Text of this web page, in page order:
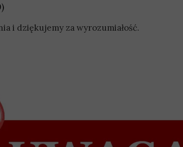
i dziękujemy za wyrozumiałość.